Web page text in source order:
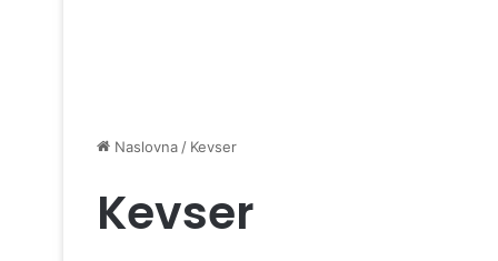
Naslovna / Kevser
Kevser